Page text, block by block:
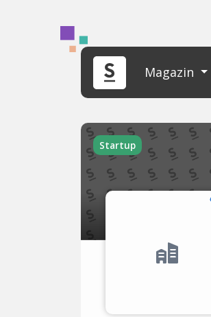
Magazin
Startup